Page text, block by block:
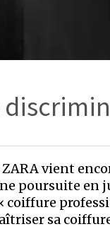
vient
poursuite en
sa